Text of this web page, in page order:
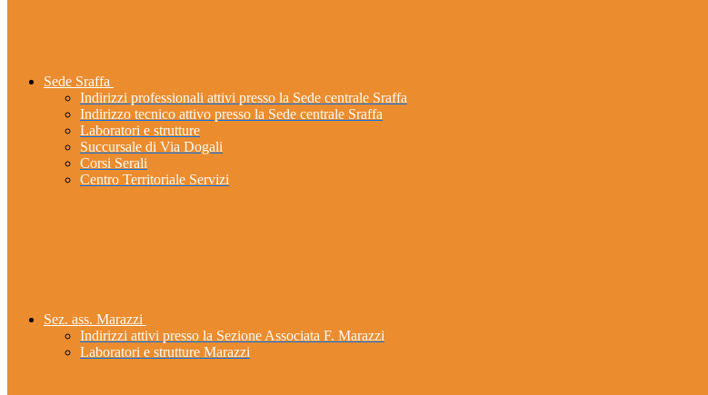
Sede Sraffa
Indirizzi professionali attivi presso la Sede centrale Sraffa
Indirizzo tecnico attivo presso la Sede centrale Sraffa
Laboratori e strutture
Succursale di Via Dogali
Corsi Serali
Centro Territoriale Servizi
Sez. ass. Marazzi
Indirizzi attivi presso la Sezione Associata F. Marazzi
Laboratori e strutture Marazzi